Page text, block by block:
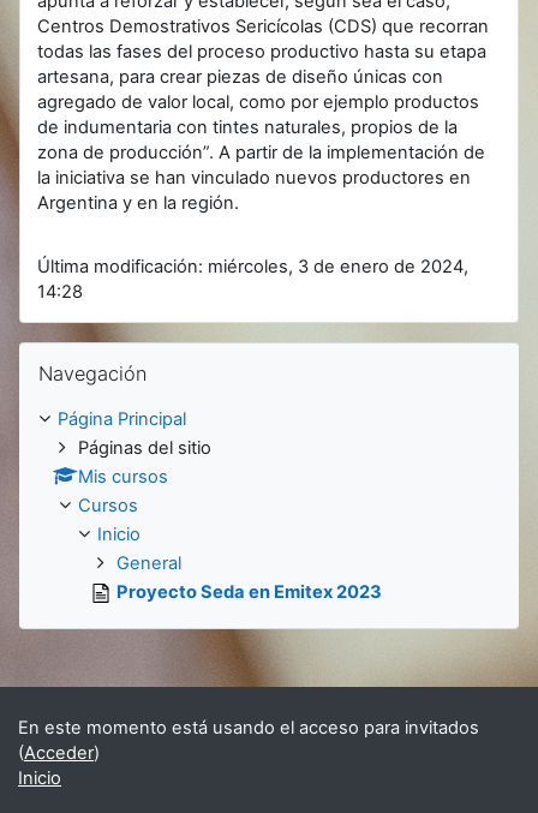
Centros Demostrativos Sericícolas (CDS) que recorran
todas las fases del proceso productivo hasta su etapa
artesana, para crear piezas de diseño únicas con
agregado de valor local, como por ejemplo productos
de indumentaria con tintes naturales, propios de la
zona de producción”. A partir de la implementación de
la iniciativa se han vinculado nuevos productores en
Argentina y en la región.
Última modificación: miércoles, 3 de enero de 2024,
14:28
Salta Navegación
Navegación
Página Principal
Páginas del sitio
Mis cursos
Cursos
Inicio
General
Proyecto Seda en Emitex 2023
En este momento está usando el acceso para invitados
(Acceder)
Inicio